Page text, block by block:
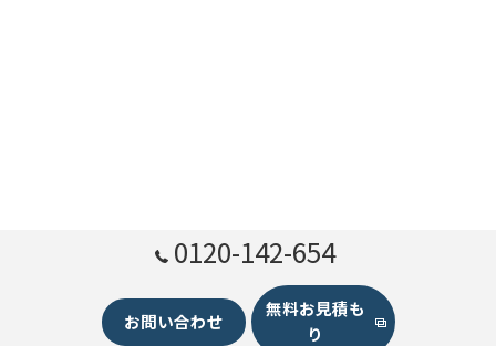
0120-142-654
お問い合わせ
無料お見積も
り